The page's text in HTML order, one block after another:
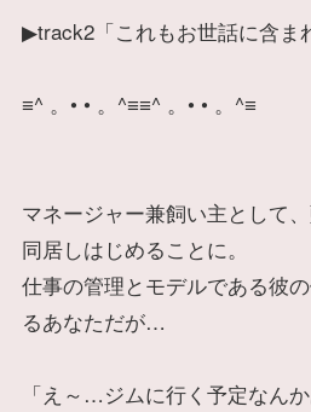
▶track2「これもお世話に含ま
≡^ 。• • 。^≡≡^ 。• • 。^≡
マネージャー兼飼い主として
同居しはじめることに。
仕事の管理とモデルである彼
るあなただが…
「え～…ジムに行く予定なん